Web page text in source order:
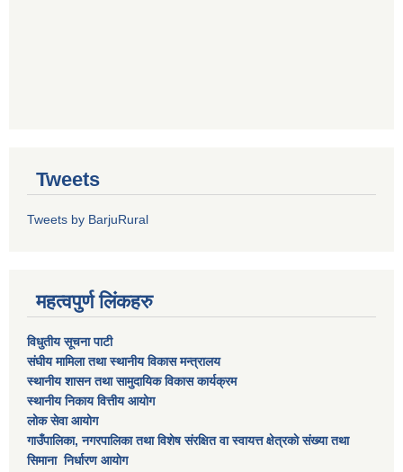
Tweets
Tweets by BarjuRural
महत्वपुर्ण लिंकहरु
विधुतीय सूचना पाटी
संघीय मामिला तथा स्थानीय विकास मन्त्रालय
स्थानीय शासन तथा सामुदायिक विकास कार्यक्रम
स्थानीय निकाय वित्तीय आयोग
लोक सेवा आयोग
गाउँपालिका, नगरपालिका तथा विशेष स‌ंरक्षित वा स्वायत्त क्षेत्रकाे स‌ंख्या तथा
सिमाना निर्धारण आयाेग